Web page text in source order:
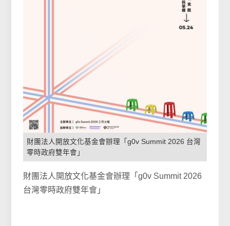
財團法人開放文化基金會辦理「g0v Summit 2026 台灣
零時政府雙年會」
財團法人開放文化基金會辦理「g0v Summit 2026
台灣零時政府雙年會」